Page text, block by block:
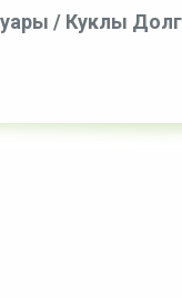
/ Куклы